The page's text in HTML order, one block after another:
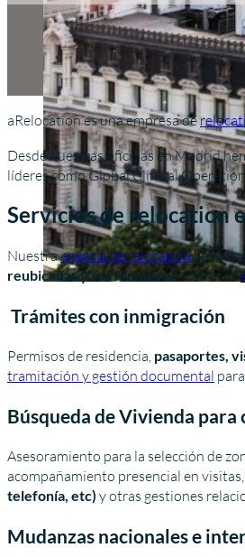
aRelocation es una empresa de
Desde nuestras oficinas en Madrid
líderes como Global Clinical
Servicios de relocation
Nuestraagencia de relocation
reubicadas y sus familiares . Entre los
Trámites con inmigración
Permisos de residencia, pasaportes,
tramitación y gestión documental
Búsqueda de Vivienda
Asesoramiento para la selección de
acompañamiento presencial en
telefonía, etc) y otras gestiones
Mudanzas nacionales e